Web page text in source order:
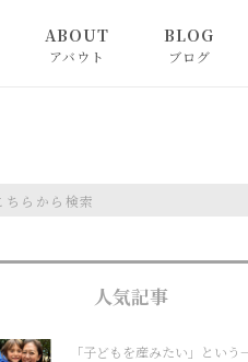
ABOUT
アバウト
BLOG
ブログ
人気記事
「子どもを産みたい」という